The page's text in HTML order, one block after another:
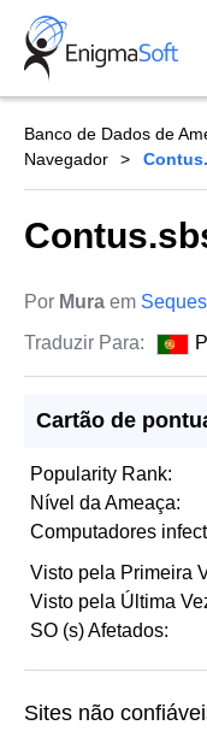
Skip
content
Banco de Dados de
Navegador
Por Mura em
Traduzir Para:
Cartão de
Popularity Rank:
Nível da Ameaça:
Computadores
Visto pela Primeira
Visto pela Última
SO (s) Afetados:
Sites não